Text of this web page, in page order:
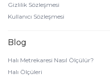
Gizlilik Sözleşmesi
Kullanıcı Sözleşmesi
Blog
Halı Metrekaresi Nasıl Ölçülür?
Halı Ölçüleri